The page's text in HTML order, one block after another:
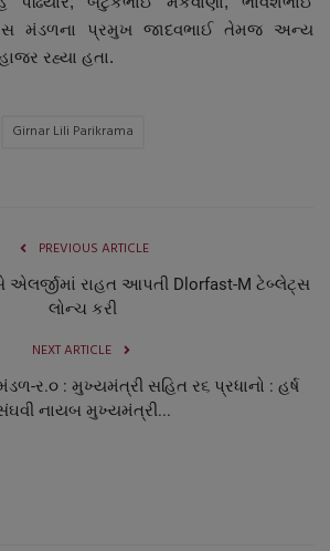
રાસ મંડળના પ્રમુખ જાદવભાઈ તેમજ અન્ય
રહ્યા હતા.
Girnar Lili Parikrama
PREVIOUS ARTICLE
એલર્જીમાં રાહત આપતી Dlorfast-M ટેબ્લેટ્સ
લોન્ચ કરી
NEXT ARTICLE
ર.૦ : મુખ્યમંત્રી સહિત ર૬ પ્રધાનો : હર્ષ
નાયબ મુખ્યમંત્રી...